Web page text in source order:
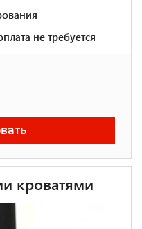
не требуется
кроватями